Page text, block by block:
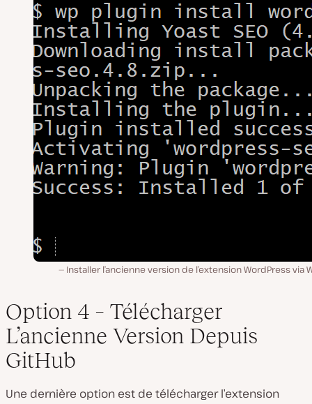
Installer l’ancienne version de l’extension WordPress via
Option 4 – Télécharger
L’ancienne Version Depuis
GitHub
Une dernière option est de télécharger l’extension